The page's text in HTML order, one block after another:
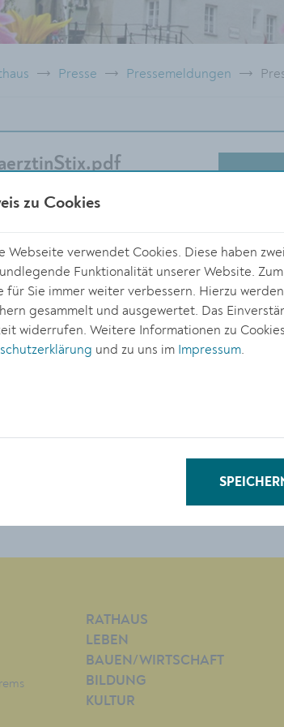
Presse Pressemeldungen
5642 x 3737 Px
6.21 MB
RATHAUS
LEBEN
BAUEN/WIRTSCHAFT
BILDUNG
KULTUR
zu Cookies
Webseite verwendet Cookies. Diese haben
Funktionalität unserer Website.
für Sie immer weiter verbessern. Hierzu
gesammelt und ausgewertet. Das
widerrufen. Weitere Informationen zu
und zu uns im Impressum.